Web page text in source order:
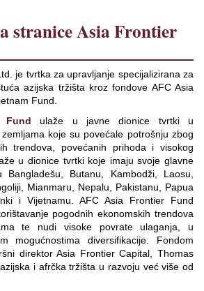
stranice Asia Frontier
je tvrtka za upravljanje specijalizirana za
azijska tržišta kroz fondove AFC Asia
Fund.
Fund ulaže u javne dionice tvrtki u
koje su povećale potrošnju zbog
trendova, povećanih prihoda i visokog
u dionice tvrtki koje imaju svoje glavne
Bangladešu, Butanu, Kambodži, Laosu,
Mianmaru, Nepalu, Pakistanu, Papua
i Vijetnamu. AFC Asia Frontier Fund
pogodnih ekonomskih trendova
te nudi visoke povrate ulaganja, u
mogućnostima diversifikacije. Fondom
direktor Asia Frontier Capital, Thomas
i afrčka tržišta u razvoju već više od